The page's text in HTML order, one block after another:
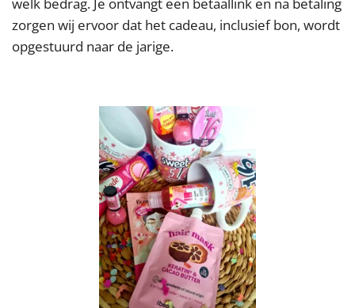
zorgen wij ervoor dat het cadeau, inclusief bon, wordt
opgestuurd naar de jarige.